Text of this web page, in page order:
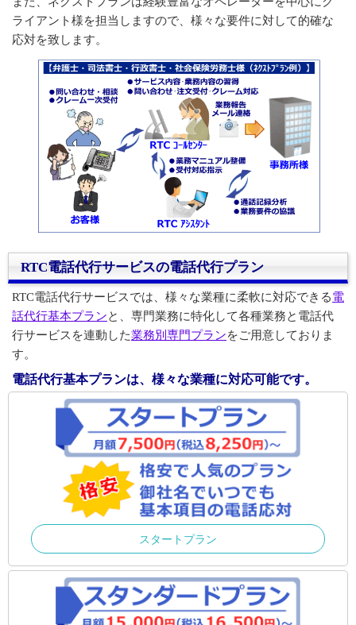
ライアント様を担当しますので、様々な要件に対して的確な
応対を致します。
RTC電話代行サービスの電話代行プラン
RTC電話代行サービスでは、様々な業種に柔軟に対応できる電
話代行基本プランと、専門業務に特化して各種業務と電話代
行サービスを連動した業務別専門プランをご用意しておりま
す。
電話代行基本プランは、様々な業種に対応可能です。
スタートプラン